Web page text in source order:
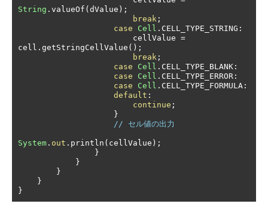
String . valueOf ( dValue );
break ;
case
Cell . CELL_TYPE_STRING :
                        cellValue
=
cell . getStringCellValue ();
break ;
case
Cell . CELL_TYPE_BLANK :
case
Cell . CELL_TYPE_ERROR :
case
Cell . CELL_TYPE_FORMULA :
default :
continue ;
}
// セル値の出力
System . out . println ( cellValue );
}
}
}
}
}